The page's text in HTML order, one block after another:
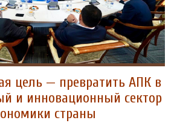
цель — превратить АПК в
и инновационный сектор
страны